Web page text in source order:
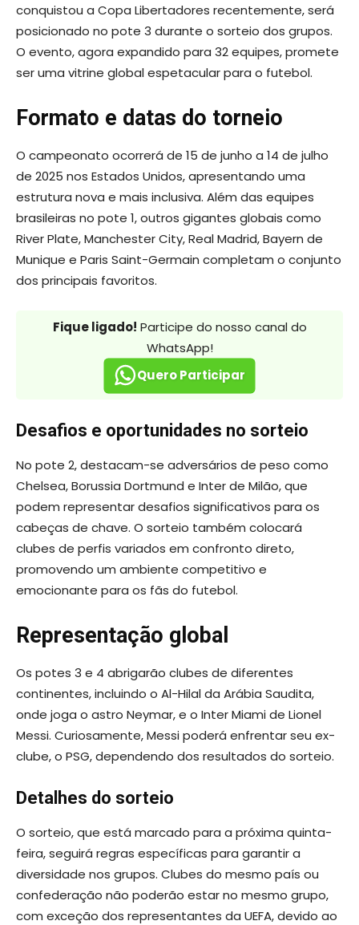
conquistou a Copa Libertadores recentemente, será
posicionado no pote 3 durante o sorteio dos grupos.
O evento, agora expandido para 32 equipes, promete
ser uma vitrine global espetacular para o futebol.
Formato e datas do torneio
O campeonato ocorrerá de 15 de junho a 14 de julho
de 2025 nos Estados Unidos, apresentando uma
estrutura nova e mais inclusiva. Além das equipes
brasileiras no pote 1, outros gigantes globais como
River Plate, Manchester City, Real Madrid, Bayern de
Munique e Paris Saint-Germain completam o conjunto
dos principais favoritos.
Fique ligado! Participe do nosso canal do
WhatsApp!
Quero Participar
Desafios e oportunidades no sorteio
No pote 2, destacam-se adversários de peso como
Chelsea, Borussia Dortmund e Inter de Milão, que
podem representar desafios significativos para os
cabeças de chave. O sorteio também colocará
clubes de perfis variados em confronto direto,
promovendo um ambiente competitivo e
emocionante para os fãs do futebol.
Representação global
Os potes 3 e 4 abrigarão clubes de diferentes
continentes, incluindo o Al-Hilal da Arábia Saudita,
onde joga o astro Neymar, e o Inter Miami de Lionel
Messi. Curiosamente, Messi poderá enfrentar seu ex-
clube, o PSG, dependendo dos resultados do sorteio.
Detalhes do sorteio
O sorteio, que está marcado para a próxima quinta-
feira, seguirá regras específicas para garantir a
diversidade nos grupos. Clubes do mesmo país ou
confederação não poderão estar no mesmo grupo,
com exceção dos representantes da UEFA, devido ao